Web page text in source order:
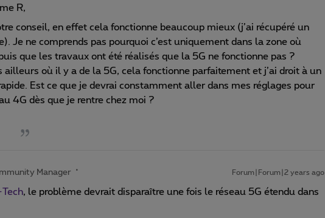
R,
conseil, en effet cela fonctionne beaucoup mieux (j’ai récupéré un
Je ne comprends pas pourquoi c’est uniquement dans la zone où
que les travaux ont été réalisés que la 5G ne fonctionne pas ?
ailleurs où il y a de la 5G, cela fonctionne parfaitement et j’ai droit à un
Est ce que je devrai constamment aller dans mes réglages pour
4G dès que je rentre chez moi ?
Manager Forum|Forum|2 years ago
, le problème devrait disparaître une fois le réseau 5G étendu dans